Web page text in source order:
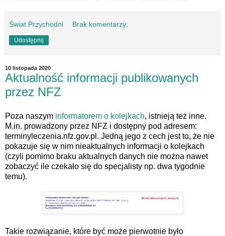
Świat Przychodni Brak komentarzy:
Udostępnij
10 listopada 2020
Aktualność informacji publikowanych
przez NFZ
Poza naszym informatorem o kolejkach, istnieją też inne.
M.in. prowadzony przez NFZ i dostępny pod adresem:
terminyleczenia.nfz.gov.pl. Jedną jego z cech jest to, że nie
pokazuje się w nim nieaktualnych informacji o kolejkach
(czyli pomimo braku aktualnych danych nie można nawet
zobaczyć ile czekało się do specjalisty np. dwa tygodnie
temu).
Takie rozwiązanie, które być może pierwotnie było